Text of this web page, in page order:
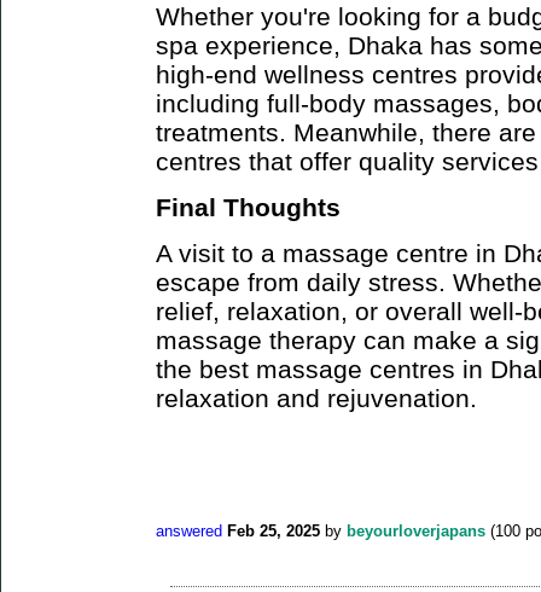
Whether you're looking for a
spa experience, Dhaka has
high-end wellness centres
including full-body massages,
treatments. Meanwhile, there
centres that offer quality
Final Thoughts
A visit to a massage centre in
escape from daily stress.
relief, relaxation, or overall well-
massage therapy can make a
the best massage centres in
relaxation and rejuvenation.
answered Feb 25, 2025 by beyourloverjapans (100